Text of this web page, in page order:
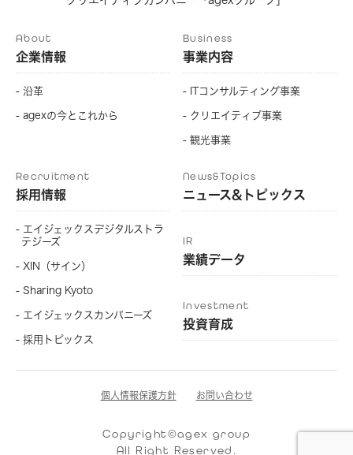
About
企業情報
- 沿革
- agexの今とこれから
Business
事業内容
- ITコンサルティング事業
- クリエイティブ事業
- 観光事業
Recruitment
採用情報
- エイジェックスデジタルストラ
テジーズ
- XIN（サイン）
- Sharing Kyoto
- エイジェックスカンパニーズ
- 採用トピックス
News&Topics
ニュース&トピックス
IR
業績データ
Investment
投資育成
個人情報保護方針 お問い合わせ
Copyright©agex group
All Right Reserved.